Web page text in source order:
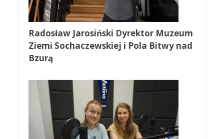
Radosław Jarosiński Dyrektor Muzeum
Ziemi Sochaczewskiej i Pola Bitwy nad
Bzurą